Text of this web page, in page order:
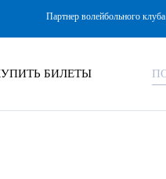
Партнер волейбольного клуба
БИЛЕТЫ